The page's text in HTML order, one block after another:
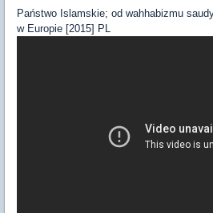
Państwo Islamskie; od wahhabizmu
w Europie [2015] PL